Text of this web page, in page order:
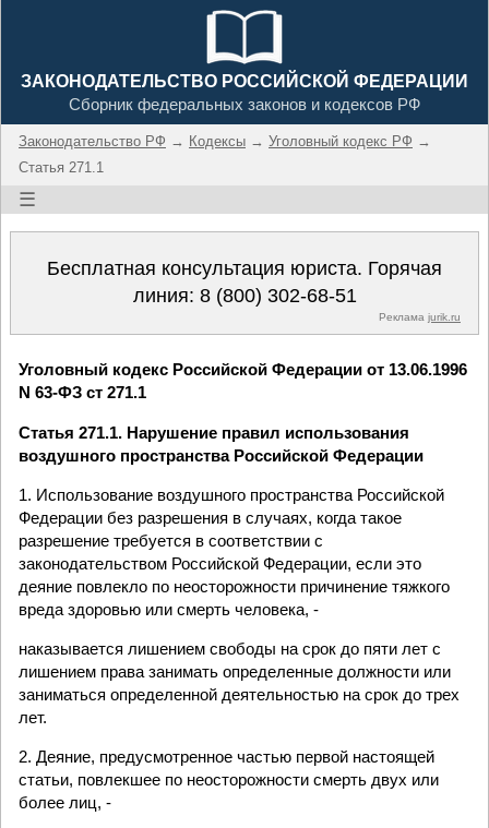
ЗАКОНОДАТЕЛЬСТВО РОССИЙСКОЙ ФЕДЕРАЦИИ
Сборник федеральных законов и кодексов РФ
Законодательство РФ → Кодексы → Уголовный кодекс РФ →
Статья 271.1
☰
Бесплатная консультация юриста. Горячая
линия: 8 (800) 302-68-51
Реклама jurik.ru
Уголовный кодекс Российской Федерации от 13.06.1996
N 63-ФЗ ст 271.1
Статья 271.1. Нарушение правил использования
воздушного пространства Российской Федерации
1. Использование воздушного пространства Российской
Федерации без разрешения в случаях, когда такое
разрешение требуется в соответствии с
законодательством Российской Федерации, если это
деяние повлекло по неосторожности причинение тяжкого
вреда здоровью или смерть человека, -
наказывается лишением свободы на срок до пяти лет с
лишением права занимать определенные должности или
заниматься определенной деятельностью на срок до трех
лет.
2. Деяние, предусмотренное частью первой настоящей
статьи, повлекшее по неосторожности смерть двух или
более лиц, -